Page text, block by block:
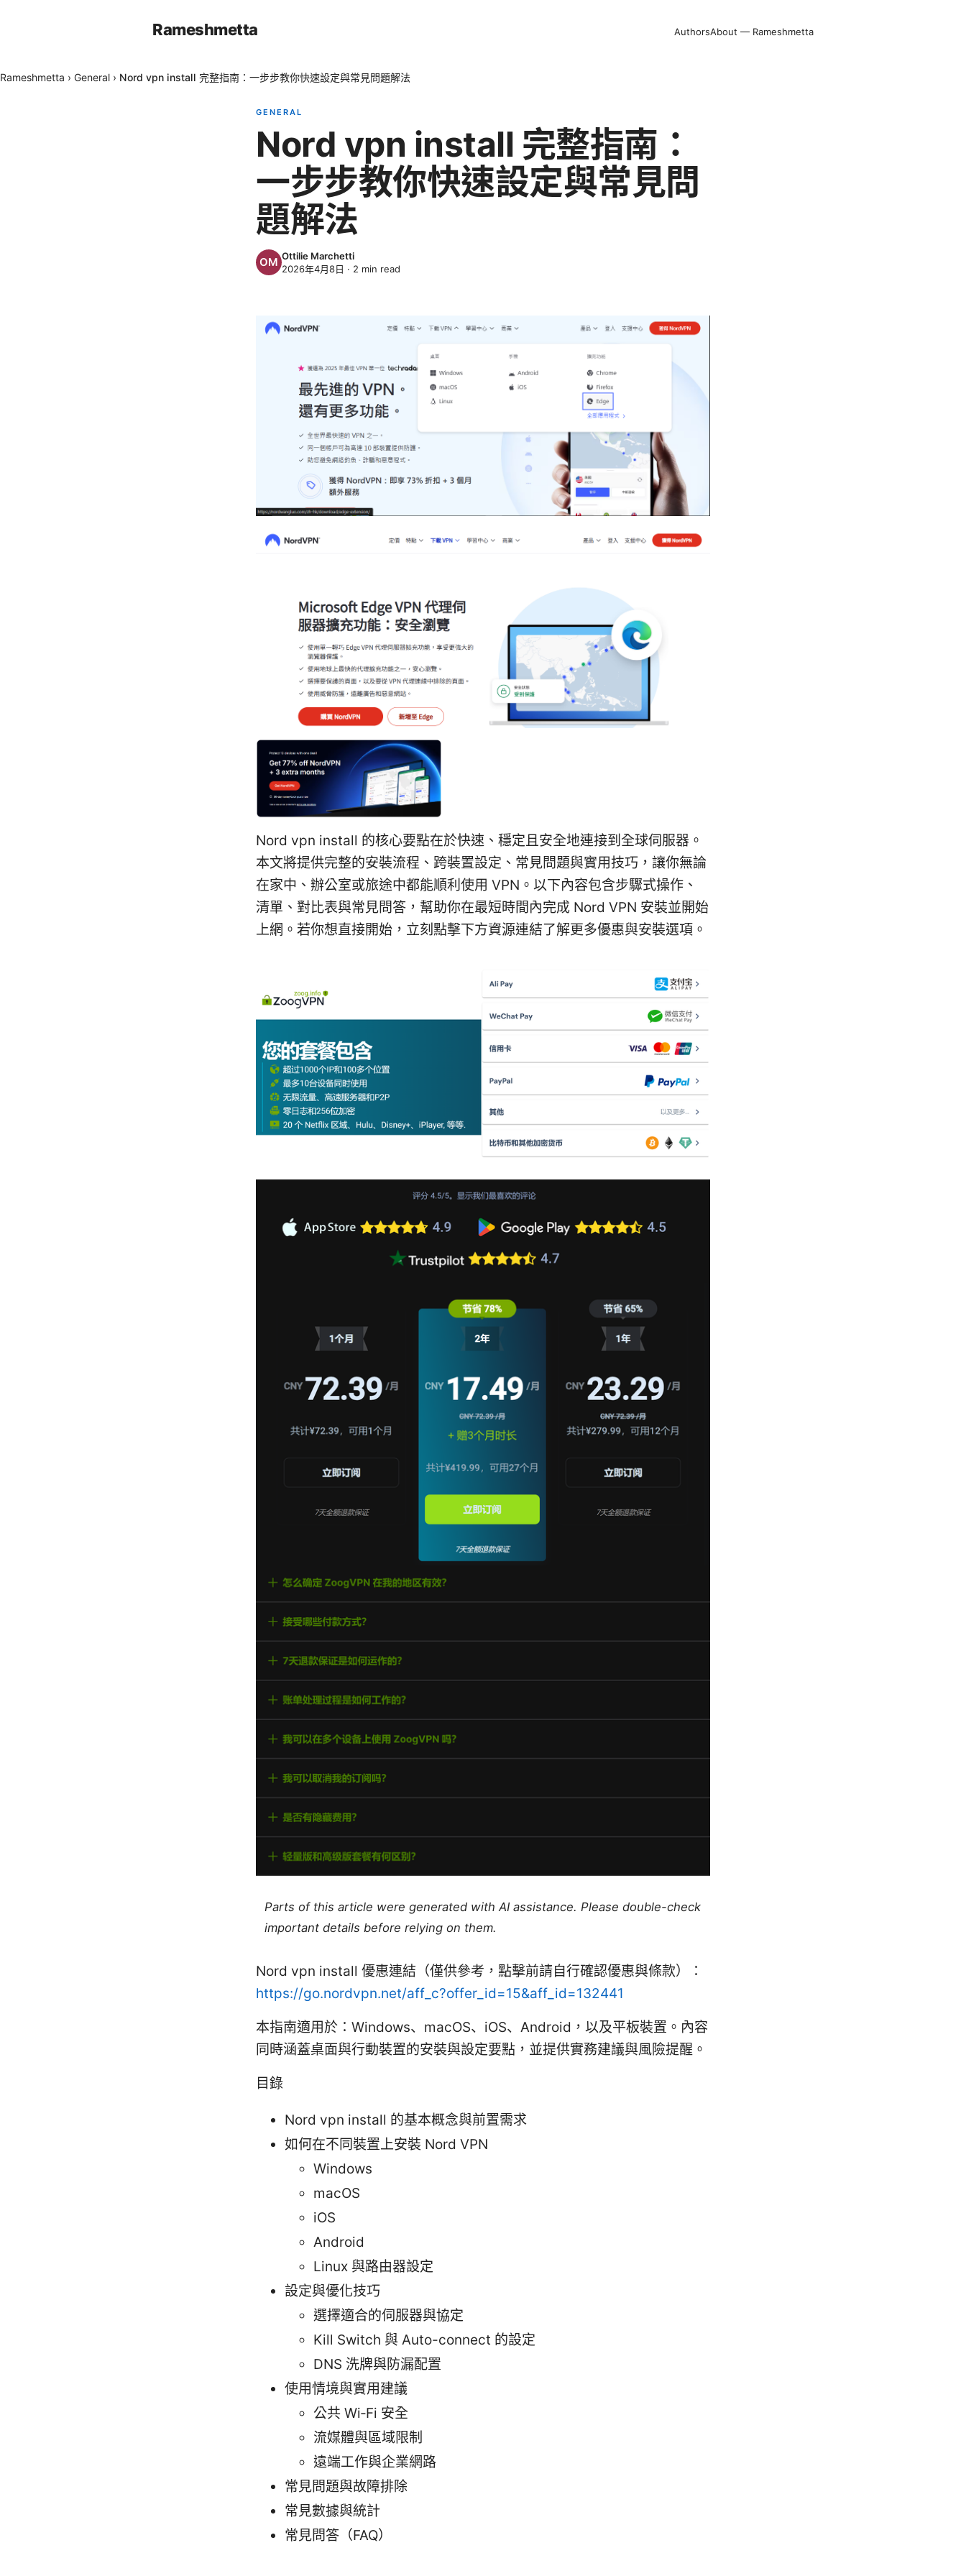
Rameshmetta AuthorsAbout — Rameshmetta
Rameshmetta › General › Nord vpn install 完整指南：一步步教你快速設定與常見問題解法
GENERAL
Nord vpn install 完整指南：
一步步教你快速設定與常見問
題解法
Ottilie Marchetti
2026年4月8日 · 2 min read
Nord vpn install 的核心要點在於快速、穩定且安全地連接到全球伺服器。
本文將提供完整的安裝流程、跨裝置設定、常見問題與實用技巧，讓你無論
在家中、辦公室或旅途中都能順利使用 VPN。以下內容包含步驟式操作、
清單、對比表與常見問答，幫助你在最短時間內完成 Nord VPN 安裝並開始
上網。若你想直接開始，立刻點擊下方資源連結了解更多優惠與安裝選項。
Parts of this article were generated with AI assistance. Please double-check
important details before relying on them.
Nord vpn install 優惠連結（僅供參考，點擊前請自行確認優惠與條款）：
https://go.nordvpn.net/aff_c?offer_id=15&aff_id=132441
本指南適用於：Windows、macOS、iOS、Android，以及平板裝置。內容
同時涵蓋桌面與行動裝置的安裝與設定要點，並提供實務建議與風險提醒。
目錄
Nord vpn install 的基本概念與前置需求
如何在不同裝置上安裝 Nord VPN
Windows
macOS
iOS
Android
Linux 與路由器設定
設定與優化技巧
選擇適合的伺服器與協定
Kill Switch 與 Auto-connect 的設定
DNS 洗牌與防漏配置
使用情境與實用建議
公共 Wi‑Fi 安全
流媒體與區域限制
遠端工作與企業網路
常見問題與故障排除
常見數據與統計
常見問答（FAQ）